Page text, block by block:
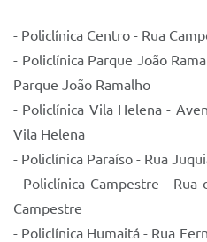
- Policlínica Centro - Rua
- Policlínica Parque João
Parque João Ramalho
- Policlínica Vila Helena -
Vila Helena
- Policlínica Paraíso - Rua
- Policlínica Campestre - Rua
Campestre
- Policlínica Humaitá - Rua